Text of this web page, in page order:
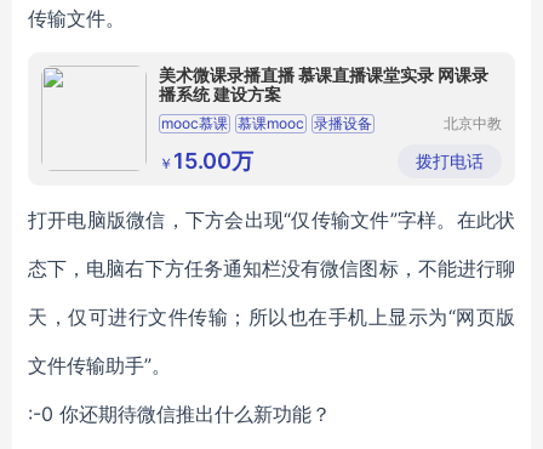
传输文件。
美术微课录播直播 慕课直播课堂实录 网课录
播系统 建设方案
mooc慕课 慕课mooc 录播设备
中国大学慕课
北京中教
有限公司
￥ 15.00万 拨打电话
打开电脑版微信，下方会出现“仅传输文件”字样。在此状
态下，电脑右下方任务通知栏没有微信图标，不能进行聊
天，仅可进行文件传输；所以也在手机上显示为“网页版
文件传输助手”。
:-0 你还期待微信推出什么新功能？